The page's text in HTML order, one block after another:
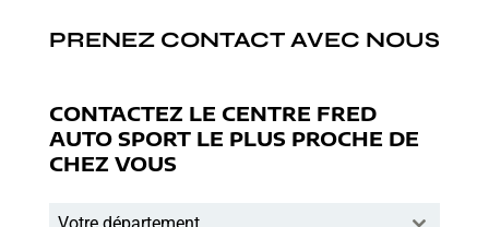
PRENEZ CONTACT AVEC NOUS
CONTACTEZ LE CENTRE FRED
AUTO SPORT LE PLUS PROCHE DE
CHEZ VOUS